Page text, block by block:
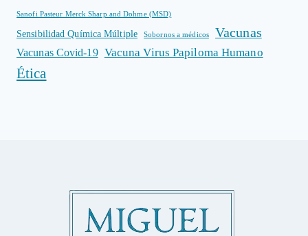
Sanofi Pasteur Merck Sharp and Dohme (MSD)
Sensibilidad Química Múltiple Sobornos a médicos Vacunas
Vacunas Covid-19 Vacuna Virus Papiloma Humano
Ética